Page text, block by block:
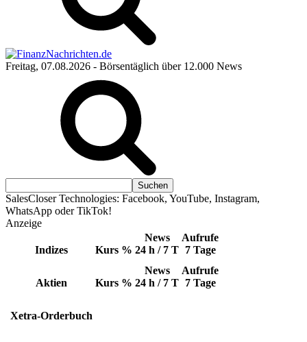
Freitag, 07.08.2026 - Börsentäglich über 12.000 News
SalesCloser Technologies: Facebook, YouTube, Instagram,
WhatsApp oder TikTok!
Anzeige
Indizes Kurs %
News
24 h / 7 T
Aufrufe
7 Tage
Aktien Kurs %
News
24 h / 7 T
Aufrufe
7 Tage
Xetra-Orderbuch